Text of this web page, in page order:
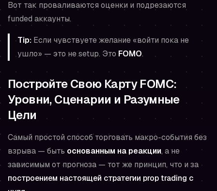
Вот так проваливаются оценки и подрезаются
funded аккаунты.
Tip:Если чувствуете желание «войти пока не
ушло» — это не setup. Это FOMO.
Постройте Свою Карту FOMC:
Уровни, Сценарии и Разумные
Цели
Самый простой способ торговать макро-события без
взрыва — быть основанным на реакции, а не
зависимым от прогноза — тот же принцип, что и за
построением настоящей стратегии prop trading с